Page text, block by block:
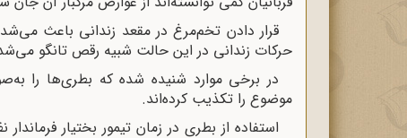
قرار دادن تخم‌مرغ در مقعد زندانی باعث
حرکات زندانی در این حالت شبیه رقص تانگو
در برخی موارد شنیده شده که بطری‌ها را
موضوع را تکذیب کرده‌اند.
استفاده از بطری در زمان تیمور بختیار